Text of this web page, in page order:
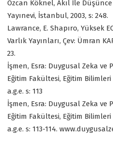
Özcan Köknel, Akıl İle
Yayınevi, İstanbul, 2003, s: 248.
Lawrance, E. Shapıro, Yüksek
Varlık Yayınları, Çev: Ümran
23.
İşmen, Esra: Duygusal Zeka ve
Eğitim Fakültesi, Eğitim Bilimleri
a.g.e. s: 113
İşmen, Esra: Duygusal Zeka ve
Eğitim Fakültesi, Eğitim Bilimleri
a.g.e. s: 113-114.